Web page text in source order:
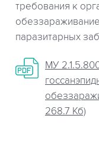
требования к
паразитарных
МУ
268.7 Кб)